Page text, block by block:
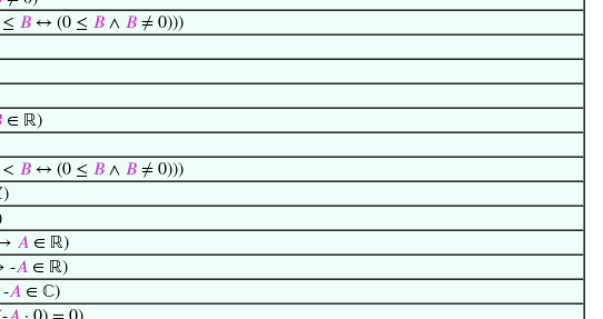
≤ 𝐵 ↔ (0 ≤ 𝐵 ∧ 𝐵 ≠ 0)))
∈ ℝ)
𝐵 ↔ (0 ≤ 𝐵 ∧ 𝐵 ≠ 0)))
𝐴 ∈ ℝ)
-𝐴 ∈ ℝ)
𝐴 ∈ ℂ)